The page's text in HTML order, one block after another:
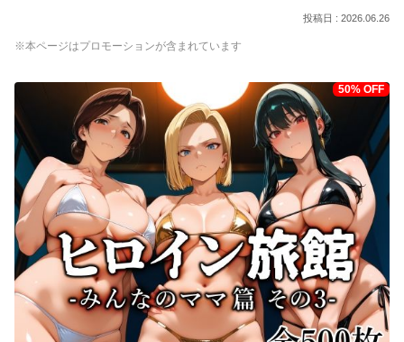
2026.06.26
※本ページはプロモーションが含まれています
50% OFF